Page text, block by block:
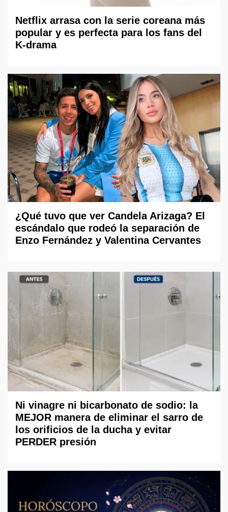
Netflix arrasa con la serie coreana más
popular y es perfecta para los fans del
K-drama
¿Qué tuvo que ver Candela Arizaga? El
escándalo que rodeó la separación de
Enzo Fernández y Valentina Cervantes
Ni vinagre ni bicarbonato de sodio: la
MEJOR manera de eliminar el sarro de
los orificios de la ducha y evitar
PERDER presión